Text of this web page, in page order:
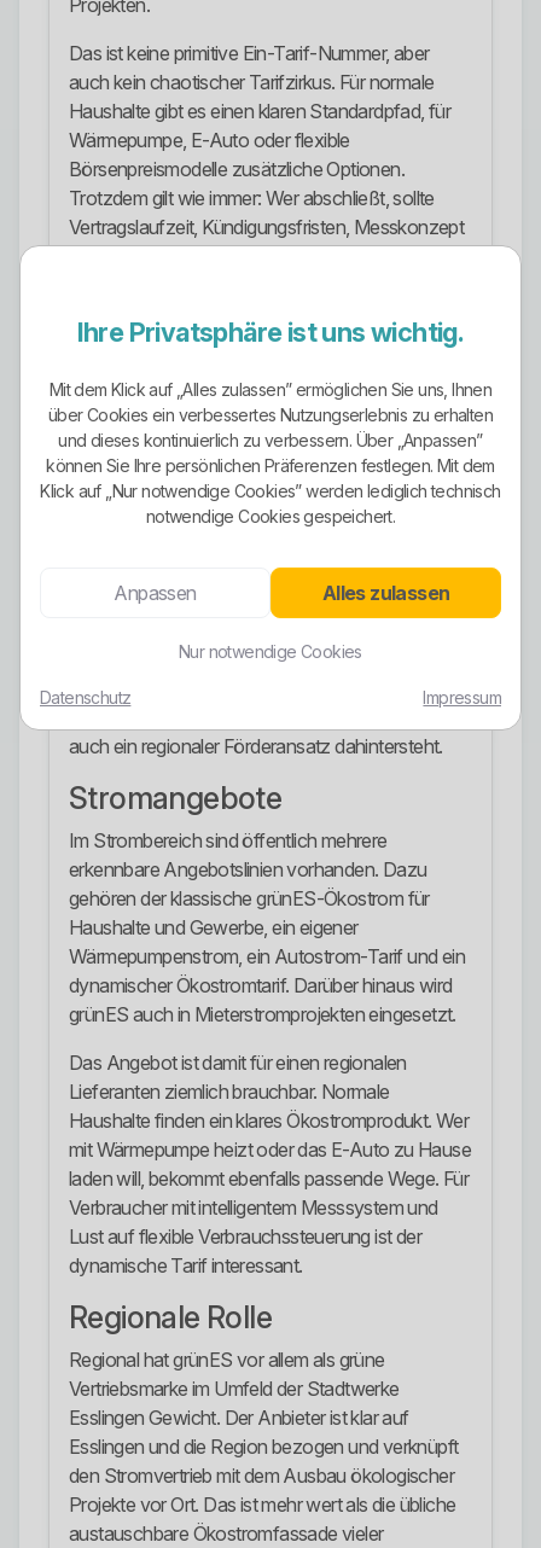
Projekten.
Das ist keine primitive Ein-Tarif-Nummer, aber
auch kein chaotischer Tarifzirkus. Für normale
Haushalte gibt es einen klaren Standardpfad, für
Wärmepumpe, E-Auto oder flexible
Börsenpreismodelle zusätzliche Optionen.
Trotzdem gilt wie immer: Wer abschließt, sollte
Vertragslaufzeit, Kündigungsfristen, Messkonzept
Ökostrom-Ausrichtung
Die Ökostrom-Ausrichtung ist einer der stärksten
Punkte bei grünES. Das Unternehmen bewirbt
seinen Strom ausdrücklich als echten Ökostrom
aus 100 Prozent regenerativen Energien aus
Süddeutschland, konkret aus süddeutscher
Wasserkraft. Das ist deutlich mehr als irgendein
Zusätzlich investiert grünES nach eigener
festen Beitrag in neue ökologische Projekte in der
Region Esslingen. Das ist positiv, weil damit nicht
auch ein regionaler Förderansatz dahintersteht.
Stromangebote
Im Strombereich sind öffentlich mehrere
erkennbare Angebotslinien vorhanden. Dazu
gehören der klassische grünES-Ökostrom für
Haushalte und Gewerbe, ein eigener
Wärmepumpenstrom, ein Autostrom-Tarif und ein
dynamischer Ökostromtarif. Darüber hinaus wird
grünES auch in Mieterstromprojekten eingesetzt.
Das Angebot ist damit für einen regionalen
Lieferanten ziemlich brauchbar. Normale
Haushalte finden ein klares Ökostromprodukt. Wer
mit Wärmepumpe heizt oder das E-Auto zu Hause
laden will, bekommt ebenfalls passende Wege. Für
Verbraucher mit intelligentem Messsystem und
Lust auf flexible Verbrauchssteuerung ist der
dynamische Tarif interessant.
Regionale Rolle
Regional hat grünES vor allem als grüne
Vertriebsmarke im Umfeld der Stadtwerke
Esslingen Gewicht. Der Anbieter ist klar auf
Esslingen und die Region bezogen und verknüpft
den Stromvertrieb mit dem Ausbau ökologischer
Projekte vor Ort. Das ist mehr wert als die übliche
austauschbare Ökostromfassade vieler
Ihre Privatsphäre ist uns wichtig.
Mit dem Klick auf „Alles zulassen” ermöglichen Sie uns, Ihnen
über Cookies ein verbessertes Nutzungserlebnis zu erhalten
und dieses kontinuierlich zu verbessern. Über „Anpassen”
können Sie Ihre persönlichen Präferenzen festlegen. Mit dem
Klick auf „Nur notwendige Cookies” werden lediglich technisch
notwendige Cookies gespeichert.
Anpassen Alles zulassen
Nur notwendige Cookies
Datenschutz Impressum